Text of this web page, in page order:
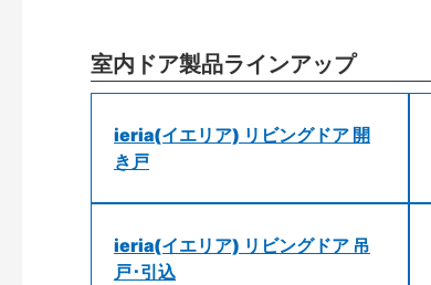
室内ドア製品ラインアップ
ieria(イエリア) リビングドア 開
き戸
ieria(イエリア) リビングドア 吊
戸･引込